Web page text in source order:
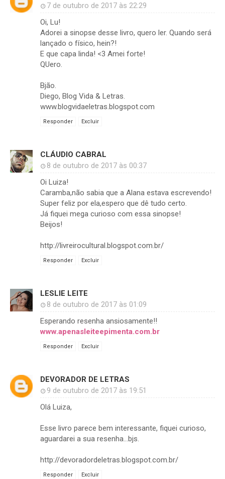
7 de outubro de 2017 às 22:29
Oi, Lu!
Adorei a sinopse desse livro, quero ler. Quando será
lançado o físico, hein?!
E que capa linda! <3 Amei forte!
QUero.
Bjão.
Diego, Blog Vida & Letras.
www.blogvidaeletras.blogspot.com
Responder Excluir
CLÁUDIO CABRAL
8 de outubro de 2017 às 00:37
Oi Luiza!
Caramba,não sabia que a Alana estava escrevendo!
Super feliz por ela,espero que dê tudo certo.
Já fiquei mega curioso com essa sinopse!
Beijos!
http://livreirocultural.blogspot.com.br/
Responder Excluir
LESLIE LEITE
8 de outubro de 2017 às 01:09
Esperando resenha ansiosamente!!
www.apenasleiteepimenta.com.br
Responder Excluir
DEVORADOR DE LETRAS
9 de outubro de 2017 às 19:51
Olá Luiza,
Esse livro parece bem interessante, fiquei curioso,
aguardarei a sua resenha...bjs.
http://devoradordeletras.blogspot.com.br/
Responder Excluir